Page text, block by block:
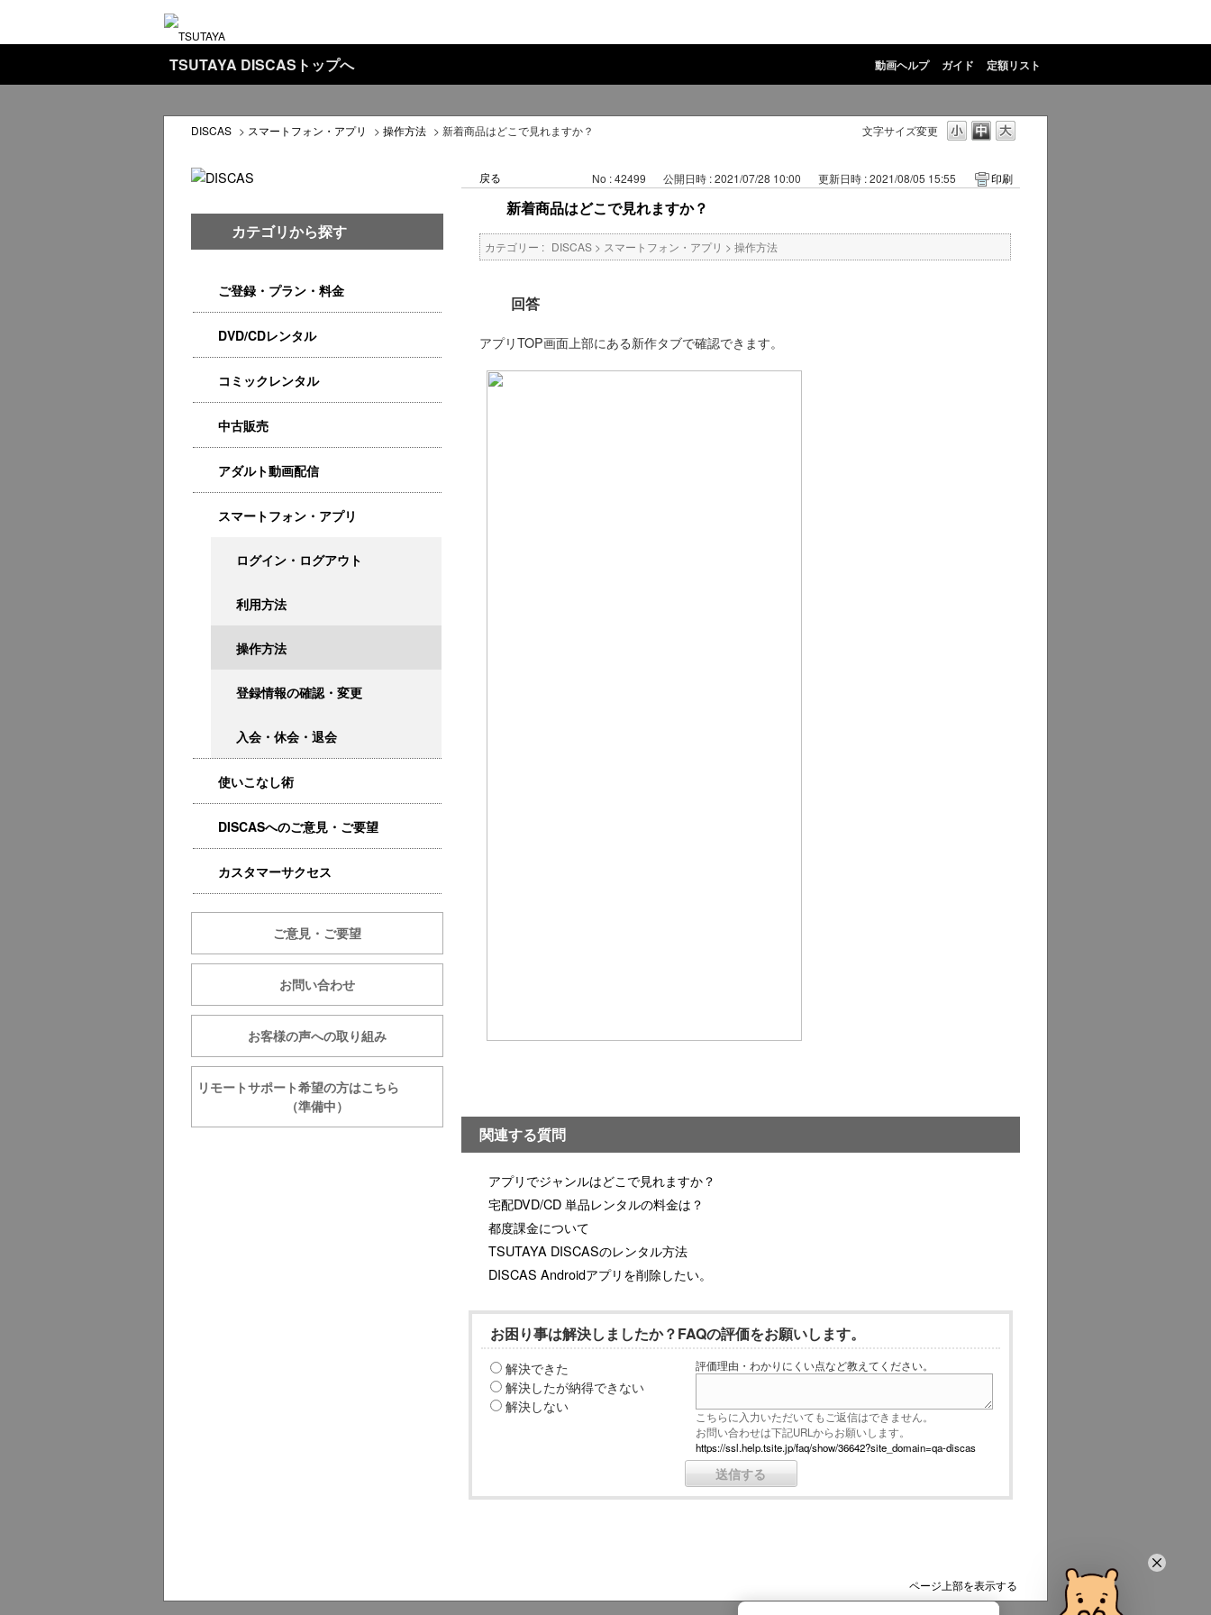
TSUTAYA DISCASトップへ 動画ヘルプ ガイド 定額リスト
文字サイズ変更
DISCAS > スマートフォン・アプリ > 操作方法 > 新着商品はどこで見れますか？
カテゴリから探す
ご登録・プラン・料金
DVD/CDレンタル
コミックレンタル
中古販売
アダルト動画配信
スマートフォン・アプリ
ログイン・ログアウト
利用方法
操作方法
登録情報の確認・変更
入会・休会・退会
使いこなし術
DISCASへのご意見・ご要望
カスタマーサクセス
ご意見・ご要望
お問い合わせ
お客様の声への取り組み
リモートサポート希望の方はこちら
（準備中）
戻る No : 42499 公開日時 : 2021/07/28 10:00 更新日時 : 2021/08/05 15:55 印刷
新着商品はどこで見れますか？
カテゴリー : DISCAS > スマートフォン・アプリ > 操作方法
回答
アプリTOP画面上部にある新作タブで確認できます。
関連する質問
アプリでジャンルはどこで見れますか？
宅配DVD/CD 単品レンタルの料金は？
都度課金について
TSUTAYA DISCASのレンタル方法
DISCAS Androidアプリを削除したい。
お困り事は解決しましたか？FAQの評価をお願いします。
解決できた
解決したが納得できない
解決しない
評価理由・わかりにくい点など教えてください。
こちらに入力いただいてもご返信はできません。
お問い合わせは下記URLからお願いします。
https://ssl.help.tsite.jp/faq/show/36642?site_domain=qa-discas
ページ上部を表示する